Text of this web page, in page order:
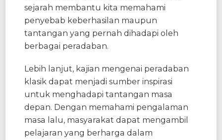
sejarah membantu kita memahami
penyebab keberhasilan maupun
tantangan yang pernah dihadapi oleh
berbagai peradaban.
Lebih lanjut, kajian mengenai peradaban
klasik dapat menjadi sumber inspirasi
untuk menghadapi tantangan masa
depan. Dengan memahami pengalaman
masa lalu, masyarakat dapat mengambil
pelajaran yang berharga dalam